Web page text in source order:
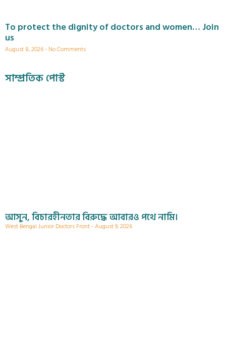
To protect the dignity of doctors and women… Join
us
August 8, 2026 No Comments
সাম্প্রতিক পোস্ট
আসুন, বিচারহীনতার বিরুদ্ধে আবারও পথে নামি।
West Bengal Junior Doctors Front August 9, 2026